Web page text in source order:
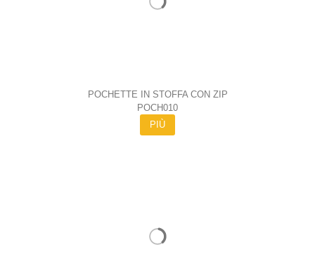
POCHETTE IN STOFFA CON ZIP
POCH010
PIÙ